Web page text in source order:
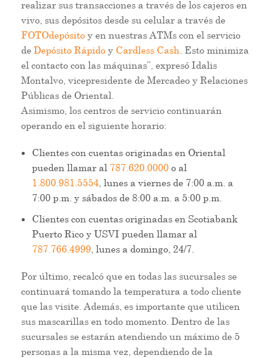
realizar sus transacciones a través de los cajeros en
vivo, sus depósitos desde su celular a través de
FOTOdepósito y en nuestras ATMs con el servicio
de Depósito Rápido y Cardless Cash . Esto minimiza
el contacto con las máquinas”, expresó Idalis
Montalvo, vicepresidente de Mercadeo y Relaciones
Públicas de Oriental.
Asimismo, los centros de servicio continuarán
operando en el siguiente horario:
Clientes con cuentas originadas en Oriental
pueden llamar al 787.620.0000o al
1.800.981.5554, lunes a viernes de 7:00 a.m. a
7:00 p.m. y sábados de 8:00 a.m. a 5:00 p.m.
Clientes con cuentas originadas en Scotiabank
Puerto Rico y USVI pueden llamar al
787.766.4999, lunes a domingo, 24/7.
Por último, recalcó que en todas las sucursales se
continuará tomando la temperatura a todo cliente
que las visite. Además, es importante que utilicen
sus mascarillas en todo momento. Dentro de las
sucursales se estarán atendiendo un máximo de 5
personas a la misma vez, dependiendo de la